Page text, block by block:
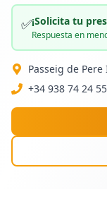
✅¡Solicita tu
Respuesta en
Passeig de
+34 938 74 24 55